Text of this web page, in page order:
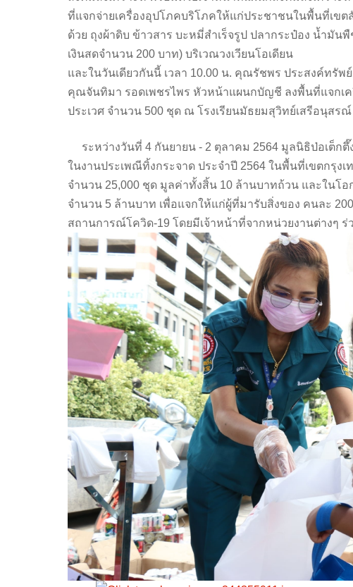
ที่แจกจ่ายเครื่องอุปโภคบริโภคให้แก่ประชาชนในพื้นที่เขต
ด้วย ถุงผ้าดิบ ข้าวสาร บะหมี่สำเร็จรูป ปลากระป๋อง น้ำมัน
เงินสดจำนวน 200 บาท) บริเวณวงเวียนโอเดียน
และในวันเดียวกันนี้ เวลา 10.00 น. คุณรัชพร ประสงค์ทรั
คุณจันทิมา รอดเพชรไพร หัวหน้าแผนกบัญชี ลงพื้นที่แจกเ
ประเวศ จำนวน 500 ชุด ณ โรงเรียนมัธยมสุวิทย์เสรีอนุส
ระหว่างวันที่ 4 กันยายน - 2 ตุลาคม 2564 มูลนิธิป่อเต็กตึ๊
ในงานประเพณีทิ้งกระจาด ประจำปี 2564 ในพื้นที่เขตกรุง
จำนวน 25,000 ชุด มูลค่าทั้งสิ้น 10 ล้านบาทถ้วน และในโ
จำนวน 5 ล้านบาท เพื่อแจกให้แก่ผู้ที่มารับสิ่งของ คนละ
สถานการณ์โควิด-19 โดยมีเจ้าหน้าที่จากหน่วยงานต่างๆ ร่